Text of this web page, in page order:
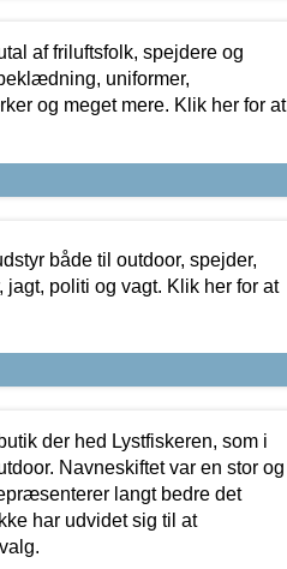
af friluftsfolk, spejdere og
uniformer,
og meget mere. Klik her for at
både til outdoor, spejder,
politi og vagt. Klik her for at
der hed Lystfiskeren, som i
Navneskiftet var en stor og
langt bedre det
har udvidet sig til at